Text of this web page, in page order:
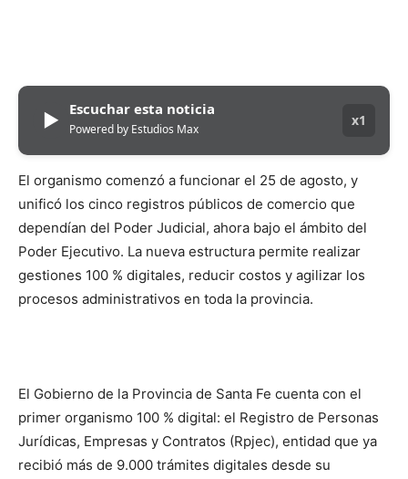
▶ Escuchar esta noticia
Powered by Estudios Max
x1
El organismo comenzó a funcionar el 25 de agosto, y
unificó los cinco registros públicos de comercio que
dependían del Poder Judicial, ahora bajo el ámbito del
Poder Ejecutivo. La nueva estructura permite realizar
gestiones 100 % digitales, reducir costos y agilizar los
procesos administrativos en toda la provincia.
El Gobierno de la Provincia de Santa Fe cuenta con el
primer organismo 100 % digital: el Registro de Personas
Jurídicas, Empresas y Contratos (Rpjec), entidad que ya
recibió más de 9.000 trámites digitales desde su